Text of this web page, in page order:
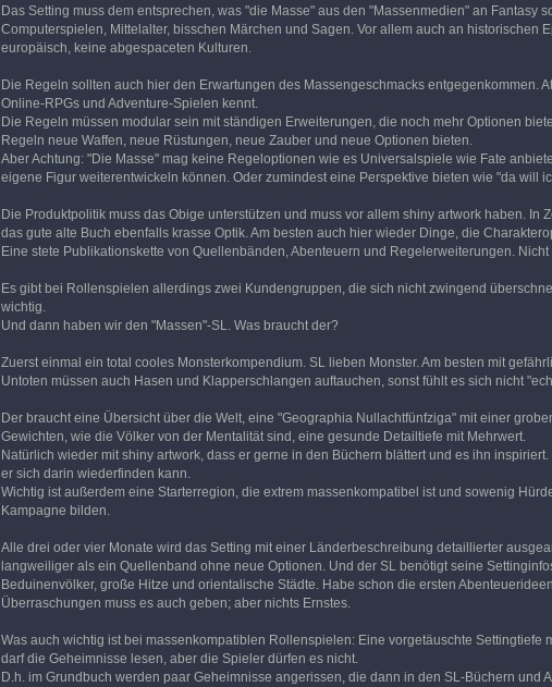
Das Setting muss dem entsprechen, was "die Masse" aus den "Massenmedien" an Fantasy
Computerspielen, Mittelalter, bisschen Märchen und Sagen. Vor allem auch an
europäisch, keine abgespaceten Kulturen.
Die Regeln sollten auch hier den Erwartungen des Massengeschmacks entgegenkommen.
Online-RPGs und Adventure-Spielen kennt.
Die Regeln müssen modular sein mit ständigen Erweiterungen, die noch mehr Optionen
Regeln neue Waffen, neue Rüstungen, neue Zauber und neue Optionen bieten.
Aber Achtung: "Die Masse" mag keine Regeloptionen wie es Universalspiele wie Fate
eigene Figur weiterentwickeln können. Oder zumindest eine Perspektive bieten wie "da will
Die Produktpolitik muss das Obige unterstützen und muss vor allem shiny artwork haben.
das gute alte Buch ebenfalls krasse Optik. Am besten auch hier wieder Dinge, die
Eine stete Publikationskette von Quellenbänden, Abenteuern und Regelerweiterungen.
Es gibt bei Rollenspielen allerdings zwei Kundengruppen, die sich nicht zwingend
wichtig.
Und dann haben wir den "Massen"-SL. Was braucht der?
Zuerst einmal ein total cooles Monsterkompendium. SL lieben Monster. Am besten mit
Untoten müssen auch Hasen und Klapperschlangen auftauchen, sonst fühlt es sich nicht
Der braucht eine Übersicht über die Welt, eine "Geographia Nullachtfünfziga" mit einer
Gewichten, wie die Völker von der Mentalität sind, eine gesunde Detailtiefe mit Mehrwert.
Natürlich wieder mit shiny artwork, dass er gerne in den Büchern blättert und es ihn
er sich darin wiederfinden kann.
Wichtig ist außerdem eine Starterregion, die extrem massenkompatibel ist und sowenig
Kampagne bilden.
Alle drei oder vier Monate wird das Setting mit einer Länderbeschreibung detaillierter
langweiliger als ein Quellenband ohne neue Optionen. Und der SL benötigt seine
Beduinenvölker, große Hitze und orientalische Städte. Habe schon die ersten
Überraschungen muss es auch geben; aber nichts Ernstes.
Was auch wichtig ist bei massenkompatiblen Rollenspielen: Eine vorgetäuschte
darf die Geheimnisse lesen, aber die Spieler dürfen es nicht.
D.h. im Grundbuch werden paar Geheimnisse angerissen, die dann in den SL-Büchern und